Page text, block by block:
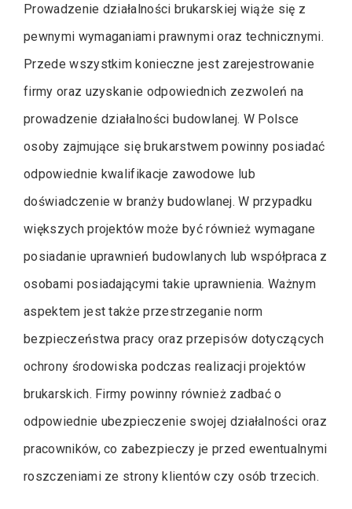
Prowadzenie działalności brukarskiej wiąże się z
pewnymi wymaganiami prawnymi oraz technicznymi.
Przede wszystkim konieczne jest zarejestrowanie
firmy oraz uzyskanie odpowiednich zezwoleń na
prowadzenie działalności budowlanej. W Polsce
osoby zajmujące się brukarstwem powinny posiadać
odpowiednie kwalifikacje zawodowe lub
doświadczenie w branży budowlanej. W przypadku
większych projektów może być również wymagane
posiadanie uprawnień budowlanych lub współpraca z
osobami posiadającymi takie uprawnienia. Ważnym
aspektem jest także przestrzeganie norm
bezpieczeństwa pracy oraz przepisów dotyczących
ochrony środowiska podczas realizacji projektów
brukarskich. Firmy powinny również zadbać o
odpowiednie ubezpieczenie swojej działalności oraz
pracowników, co zabezpieczy je przed ewentualnymi
roszczeniami ze strony klientów czy osób trzecich.